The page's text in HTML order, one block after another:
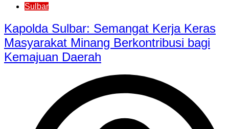
Sulbar
Kapolda Sulbar: Semangat Kerja Keras
Masyarakat Minang Berkontribusi bagi
Kemajuan Daerah